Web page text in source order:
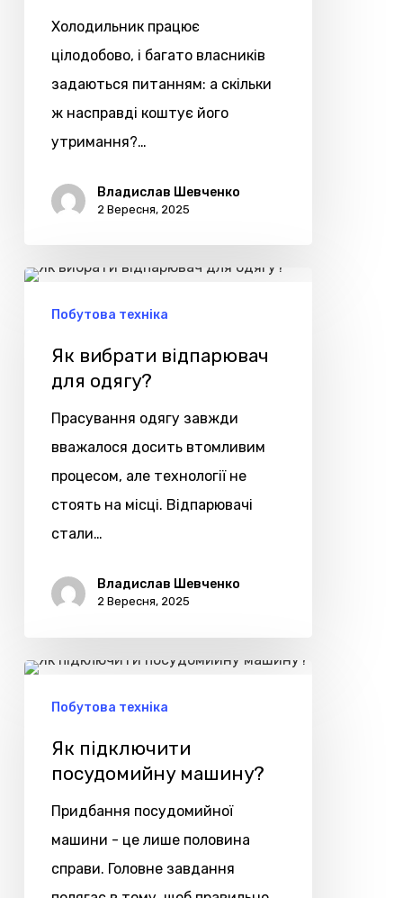
Холодильник працює
цілодобово, і багато власників
задаються питанням: а скільки
ж насправді коштує його
утримання?…
Владислав Шевченко
2 Вересня, 2025
Як
вибрати
Побутова техніка
Як вибрати відпарювач
для одягу?
Прасування одягу завжди
вважалося досить втомливим
процесом, але технології не
стоять на місці. Відпарювачі
стали…
Владислав Шевченко
2 Вересня, 2025
Як
підключити
машину?
Побутова техніка
Як підключити
посудомийну машину?
Придбання посудомийної
машини - це лише половина
справи. Головне завдання